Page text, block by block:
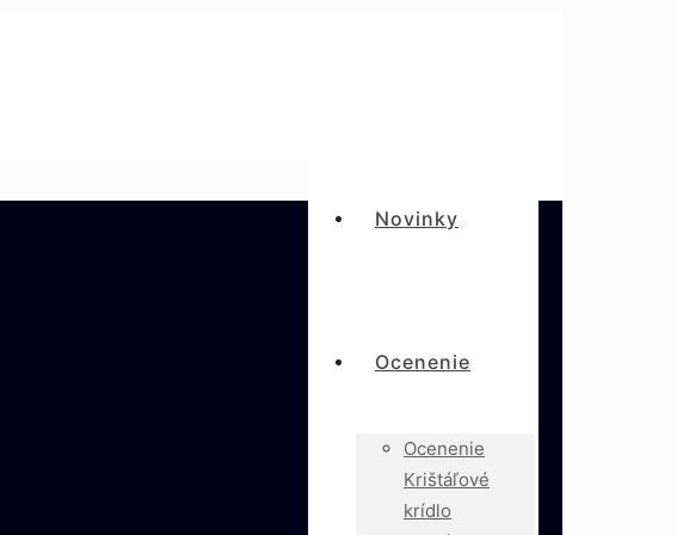
Novinky
Ocenenie
Ocenenie
Krištáľové
krídlo